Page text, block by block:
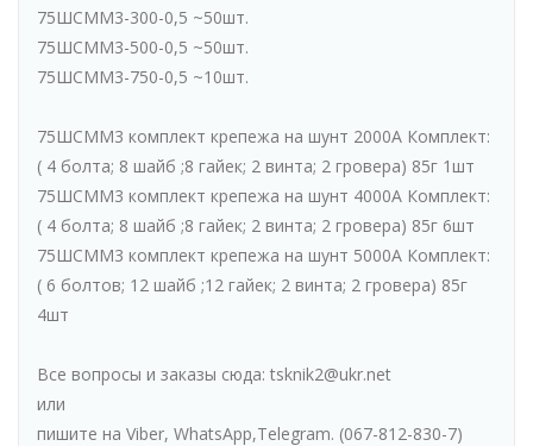
75ШСММ3-300-0,5 ~50шт.
75ШСММ3-500-0,5 ~50шт.
75ШСММ3-750-0,5 ~10шт.
75ШСММ3 комплект крепежа на шунт 2000А Комплект:
( 4 болта; 8 шайб ;8 гайек; 2 винта; 2 гровера) 85г 1шт
75ШСММ3 комплект крепежа на шунт 4000А Комплект:
( 4 болта; 8 шайб ;8 гайек; 2 винта; 2 гровера) 85г 6шт
75ШСММ3 комплект крепежа на шунт 5000А Комплект:
( 6 болтов; 12 шайб ;12 гайек; 2 винта; 2 гровера) 85г
4шт
Все вопросы и заказы сюда: tsknik2@ukr.net
или
пишите на Viber, WhatsАpp,Telegram. (067-812-830-7)